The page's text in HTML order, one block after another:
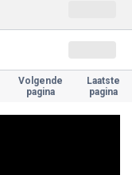
Volgende
pagina
Laatste
pagina